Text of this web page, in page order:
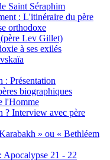
Saint Séraphim
: L'itinéraire du père
orthodoxe
Lev Gillet)
à ses exilés
: Présentation
biographiques
l'Homme
? Interview avec père
» ou « Bethléem
Apocalypse 21 - 22